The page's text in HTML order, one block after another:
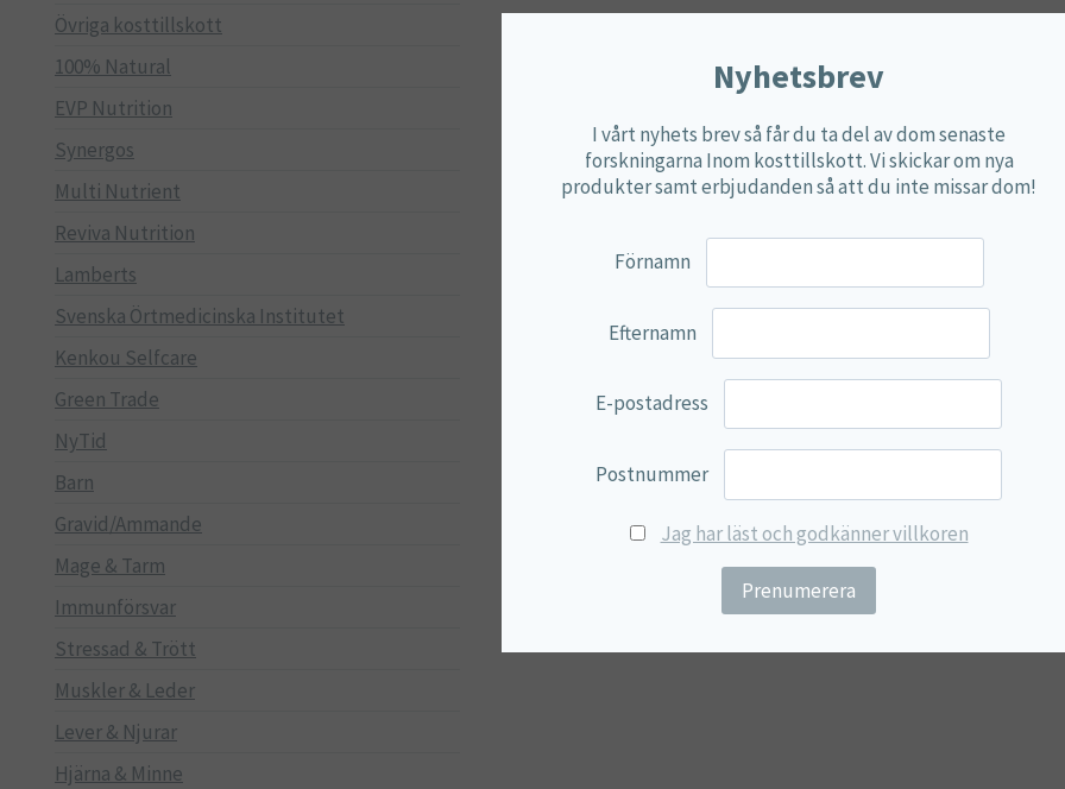
Övriga kosttillskott
100% Natural
EVP Nutrition
Synergos
Multi Nutrient
Reviva Nutrition
Lamberts
Svenska Örtmedicinska Institutet
Kenkou Selfcare
Green Trade
NyTid
Barn
Gravid/Ammande
Mage & Tarm
Immunförsvar
Stressad & Trött
Muskler & Leder
Lever & Njurar
Hjärna & Minne
Nyhetsbrev
I vårt nyhets brev så får du ta del av dom senaste
forskningarna Inom kosttillskott. Vi skickar om nya
produkter samt erbjudanden så att du inte missar dom!
Förnamn
Efternamn
E-postadress
Postnummer
Jag har läst och godkänner villkoren